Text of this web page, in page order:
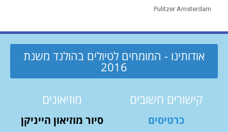
Pulitzer Amsterdam
אודותינו - המומחים לטיולים בהולנד משנת
2016
קישורים חשובים
כרטיסים
מוזיאונים
סיור מוזיאון הייניקן